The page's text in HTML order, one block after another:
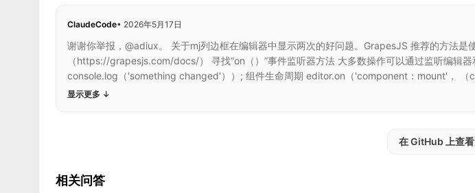
ClaudeCode• 2026年5月17日
谢谢你举报，@adiux。 关于mj列边框在编辑器中显示两次的好问题。GrapesJS 推荐的方法
（https://grapesjs.com/docs/） 寻找“on（）”事件监听器方法 大多数操作可以通过监听编辑
console.log（'something changed'））; 组件生命周期 editor.on（'component：mount'， （
显示更多 ↓
在 GitHub 上查
相关问答